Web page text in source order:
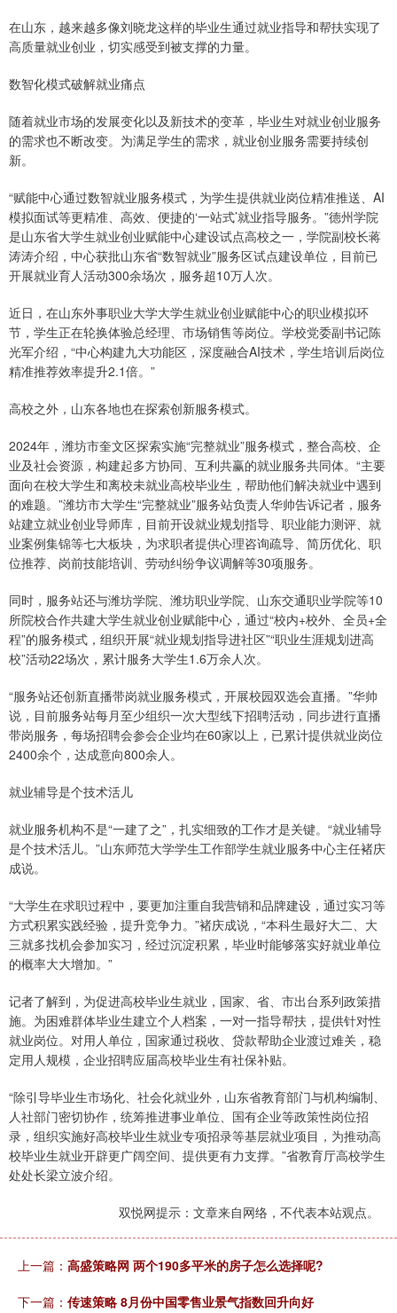
在山东，越来越多像刘晓龙这样的毕业生通过就业指导和帮扶实现了
高质量就业创业，切实感受到被支撑的力量。
数智化模式破解就业痛点
随着就业市场的发展变化以及新技术的变革，毕业生对就业创业服务
的需求也不断改变。为满足学生的需求，就业创业服务需要持续创
新。
“赋能中心通过数智就业服务模式，为学生提供就业岗位精准推送、AI
模拟面试等更精准、高效、便捷的‘一站式’就业指导服务。”德州学院
是山东省大学生就业创业赋能中心建设试点高校之一，学院副校长蒋
涛涛介绍，中心获批山东省“数智就业”服务区试点建设单位，目前已
开展就业育人活动300余场次，服务超10万人次。
近日，在山东外事职业大学大学生就业创业赋能中心的职业模拟环
节，学生正在轮换体验总经理、市场销售等岗位。学校党委副书记陈
光军介绍，“中心构建九大功能区，深度融合AI技术，学生培训后岗位
精准推荐效率提升2.1倍。”
高校之外，山东各地也在探索创新服务模式。
2024年，潍坊市奎文区探索实施“完整就业”服务模式，整合高校、企
业及社会资源，构建起多方协同、互利共赢的就业服务共同体。“主要
面向在校大学生和离校未就业高校毕业生，帮助他们解决就业中遇到
的难题。”潍坊市大学生“完整就业”服务站负责人华帅告诉记者，服务
站建立就业创业导师库，目前开设就业规划指导、职业能力测评、就
业案例集锦等七大板块，为求职者提供心理咨询疏导、简历优化、职
位推荐、岗前技能培训、劳动纠纷争议调解等30项服务。
同时，服务站还与潍坊学院、潍坊职业学院、山东交通职业学院等10
所院校合作共建大学生就业创业赋能中心，通过“校内+校外、全员+全
程”的服务模式，组织开展“就业规划指导进社区”“职业生涯规划进高
校”活动22场次，累计服务大学生1.6万余人次。
“服务站还创新直播带岗就业服务模式，开展校园双选会直播。”华帅
说，目前服务站每月至少组织一次大型线下招聘活动，同步进行直播
带岗服务，每场招聘会参会企业均在60家以上，已累计提供就业岗位
2400余个，达成意向800余人。
就业辅导是个技术活儿
就业服务机构不是“一建了之”，扎实细致的工作才是关键。“就业辅导
是个技术活儿。”山东师范大学学生工作部学生就业服务中心主任褚庆
成说。
“大学生在求职过程中，要更加注重自我营销和品牌建设，通过实习等
方式积累实践经验，提升竞争力。”褚庆成说，“本科生最好大二、大
三就多找机会参加实习，经过沉淀积累，毕业时能够落实好就业单位
的概率大大增加。”
记者了解到，为促进高校毕业生就业，国家、省、市出台系列政策措
施。为困难群体毕业生建立个人档案，一对一指导帮扶，提供针对性
就业岗位。对用人单位，国家通过税收、贷款帮助企业渡过难关，稳
定用人规模，企业招聘应届高校毕业生有社保补贴。
“除引导毕业生市场化、社会化就业外，山东省教育部门与机构编制、
人社部门密切协作，统筹推进事业单位、国有企业等政策性岗位招
录，组织实施好高校毕业生就业专项招录等基层就业项目，为推动高
校毕业生就业开辟更广阔空间、提供更有力支撑。”省教育厅高校学生
处处长梁立波介绍。
双悦网提示：文章来自网络，不代表本站观点。
上一篇： 高盛策略网 两个190多平米的房子怎么选择呢?
下一篇： 传速策略 8月份中国零售业景气指数回升向好